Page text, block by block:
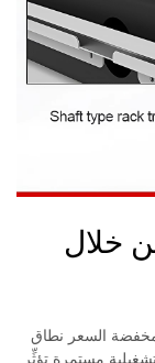
خلال
المخفضة السعر نطاق
مستمرة تؤثِّر